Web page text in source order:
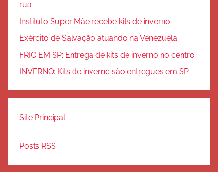
rua
Instituto Super Mãe recebe kits de inverno
Exército de Salvação atuando na Venezuela
FRIO EM SP: Entrega de kits de inverno no centro
INVERNO: Kits de inverno são entregues em SP
Site Principal
Posts RSS